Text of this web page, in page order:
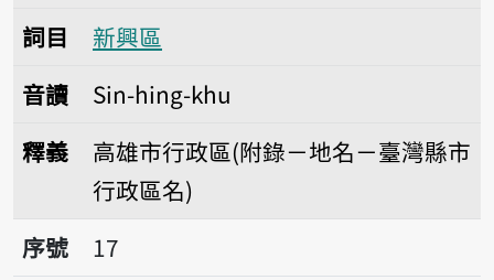
詞目
新興區
音讀
Sin-hing-khu
釋義
高雄市行政區(附錄－地名－臺灣縣市
行政區名)
序號17忠孝復興
序號
17